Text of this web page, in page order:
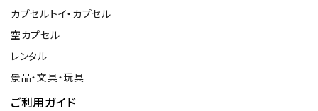
カプセルトイ・カプセル
空カプセル
レンタル
景品・文具・玩具
ご利用ガイド